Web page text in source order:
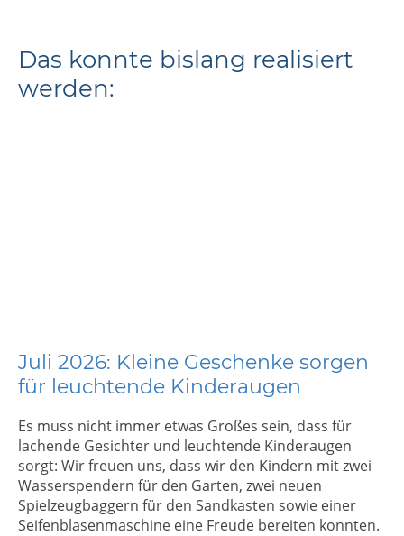
Das konnte bislang realisiert
werden:
Juli 2026: Kleine Geschenke sorgen
für leuchtende Kinderaugen
Es muss nicht immer etwas Großes sein, dass für
lachende Gesichter und leuchtende Kinderaugen
sorgt: Wir freuen uns, dass wir den Kindern mit zwei
Wasserspendern für den Garten, zwei neuen
Spielzeugbaggern für den Sandkasten sowie einer
Seifenblasenmaschine eine Freude bereiten konnten.